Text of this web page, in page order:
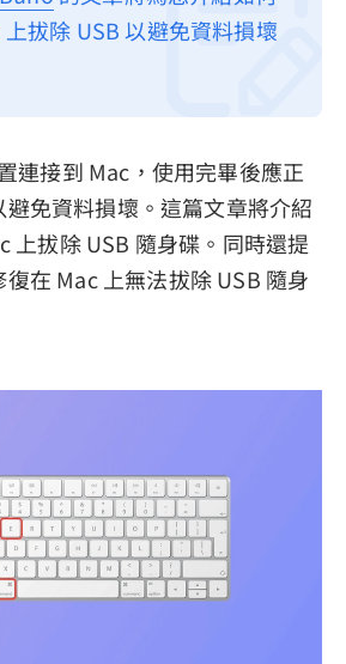
拔除 USB 以避免資料損壞
連接到 Mac，使用完畢後應正
免資料損壞。這篇文章將介紹
上拔除 USB 隨身碟。同時還提
在 Mac 上無法拔除 USB 隨身